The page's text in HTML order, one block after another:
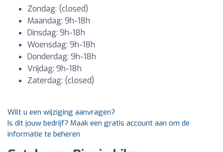
Zondag: (closed)
Maandag: 9h-18h
Dinsdag: 9h-18h
Woensdag: 9h-18h
Donderdag: 9h-18h
Vrijdag: 9h-18h
Zaterdag: (closed)
Wilt u een wijziging aanvragen?
Is dit jouw bedrijf? Maak een gratis account aan om de
informatie te beheren